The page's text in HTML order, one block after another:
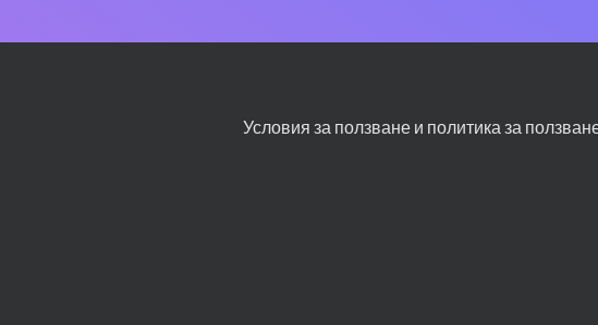
Условия за ползване и политика за